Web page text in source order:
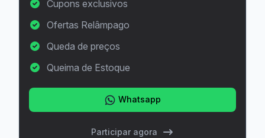
Cupons exclusivos
Ofertas Relâmpago
Queda de preços
Queima de Estoque
Whatsapp
Participar agora